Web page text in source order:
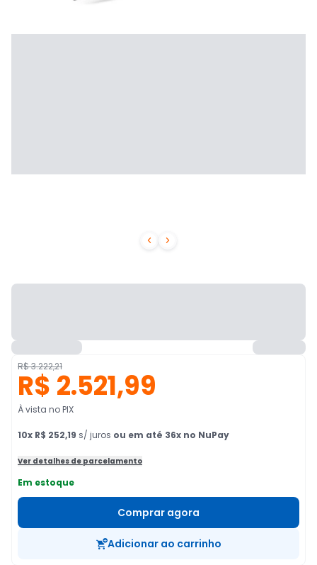
 
R$ 3.222,21
R$ 2.521,99
À vista no PIX
10x R$ 252,19 s/ juros ou em até 36x no NuPay
Ver detalhes de parcelamento
Em estoque
Comprar agora
Adicionar ao carrinho